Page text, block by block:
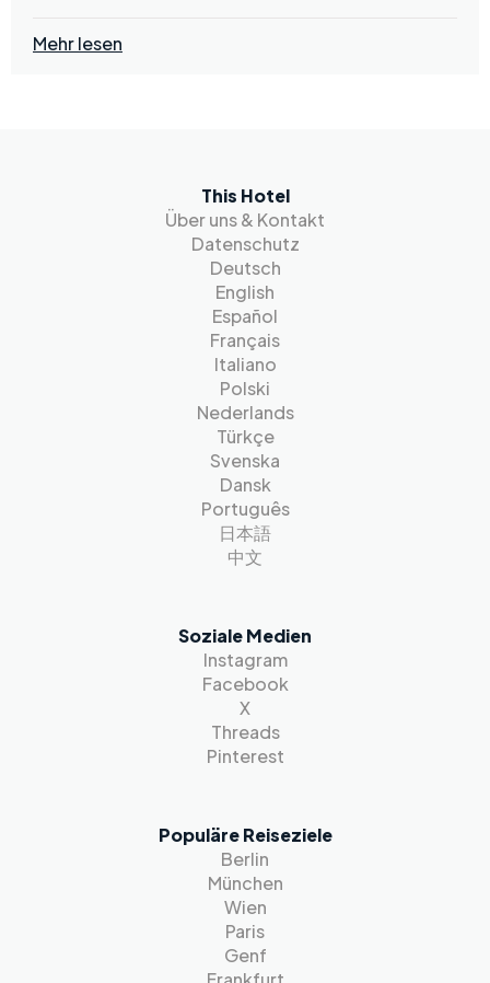
Mehr lesen
This Hotel
Über uns & Kontakt
Datenschutz
Deutsch
English
Español
Français
Italiano
Polski
Nederlands
Türkçe
Svenska
Dansk
Português
日本語
中文
Soziale Medien
Instagram
Facebook
X
Threads
Pinterest
Populäre Reiseziele
Berlin
München
Wien
Paris
Genf